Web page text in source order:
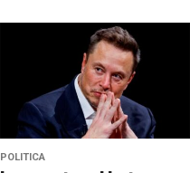
POLITICA